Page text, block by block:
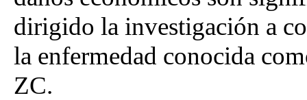
dirigido la investigación a
la enfermedad conocida
ZC.